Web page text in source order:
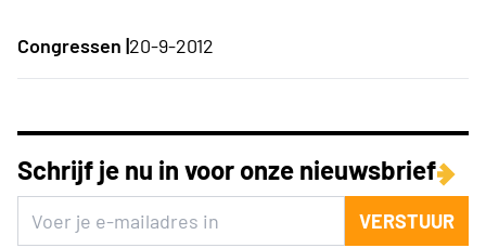
Congressen |20-9-2012
Schrijf je nu in voor onze nieuwsbrief
VERSTUUR